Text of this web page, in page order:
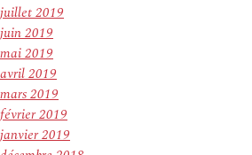
juillet 2019
juin 2019
mai 2019
avril 2019
mars 2019
février 2019
janvier 2019